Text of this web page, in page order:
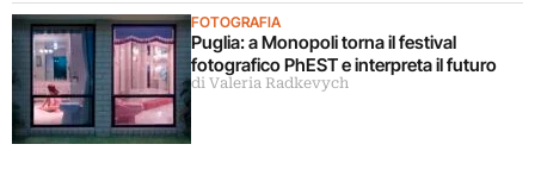
FOTOGRAFIA
Puglia: a Monopoli torna il festival
fotografico PhEST e interpreta il futuro
di Valeria Radkevych